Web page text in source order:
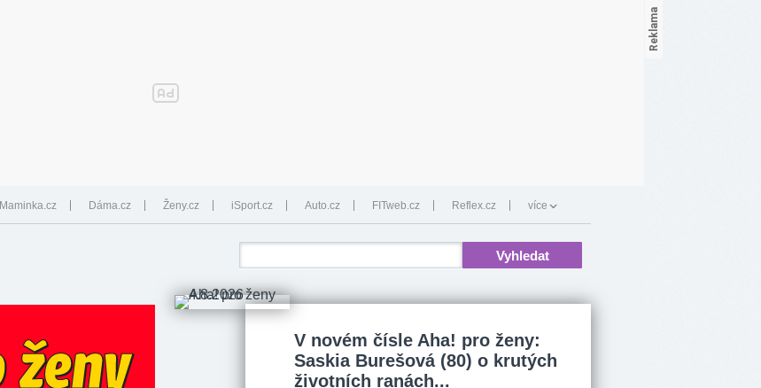
Maminka.cz Dáma.cz Ženy.cz iSport.cz Auto.cz FITweb.cz Reflex.cz více
V novém čísle Aha! pro ženy:
Saskia Burešová (80) o krutých
životních ranách...